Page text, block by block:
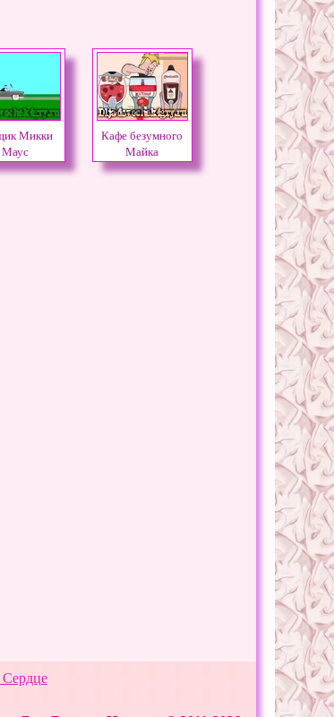
Микки
Маус
Кафе безумного
Майка